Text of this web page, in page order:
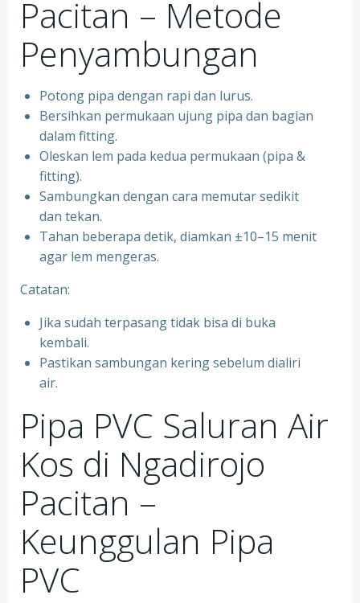
Pacitan – Metode
Penyambungan
Potong pipa dengan rapi dan lurus.
Bersihkan permukaan ujung pipa dan bagian
dalam fitting.
Oleskan lem pada kedua permukaan (pipa &
fitting).
Sambungkan dengan cara memutar sedikit
dan tekan.
Tahan beberapa detik, diamkan ±10–15 menit
agar lem mengeras.
Catatan:
Jika sudah terpasang tidak bisa di buka
kembali.
Pastikan sambungan kering sebelum dialiri
air.
Pipa PVC Saluran Air
Kos di Ngadirojo
Pacitan –
Keunggulan Pipa
PVC